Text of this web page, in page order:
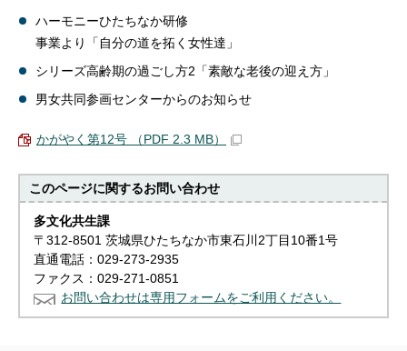
ハーモニーひたちなか研修
事業より「自分の道を拓く女性達」
シリーズ高齢期の過ごし方2「素敵な老後の迎え方」
男女共同参画センターからのお知らせ
かがやく第12号 （PDF 2.3 MB）
このページに関するお問い合わせ
多文化共生課
〒312-8501 茨城県ひたちなか市東石川2丁目10番1号
直通電話：029-273-2935
ファクス：029-271-0851
お問い合わせは専用フォームをご利用ください。